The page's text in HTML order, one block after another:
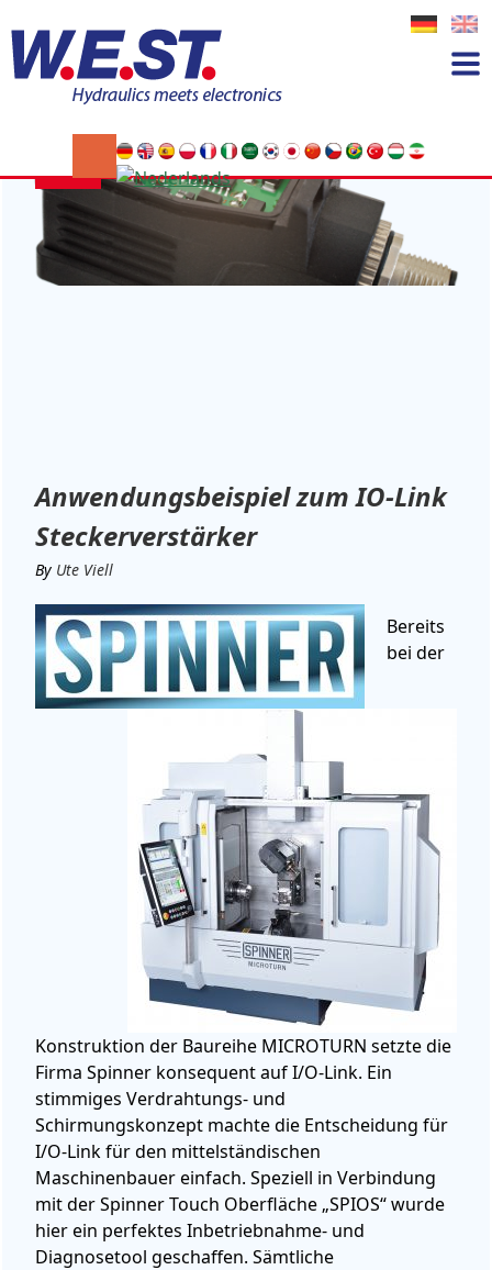
Kategorie:News
Anwendungsbeispiel zum IO-Link
Steckerverstärker
06
By Ute Viell
Bereits
bei der
Konstruktion der Baureihe MICROTURN setzte die
Firma Spinner konsequent auf I/O-Link. Ein
stimmiges Verdrahtungs- und
Schirmungskonzept machte die Entscheidung für
I/O-Link für den mittelständischen
Maschinenbauer einfach. Speziell in Verbindung
mit der Spinner Touch Oberfläche „SPIOS“ wurde
hier ein perfektes Inbetriebnahme- und
Diagnosetool geschaffen. Sämtliche